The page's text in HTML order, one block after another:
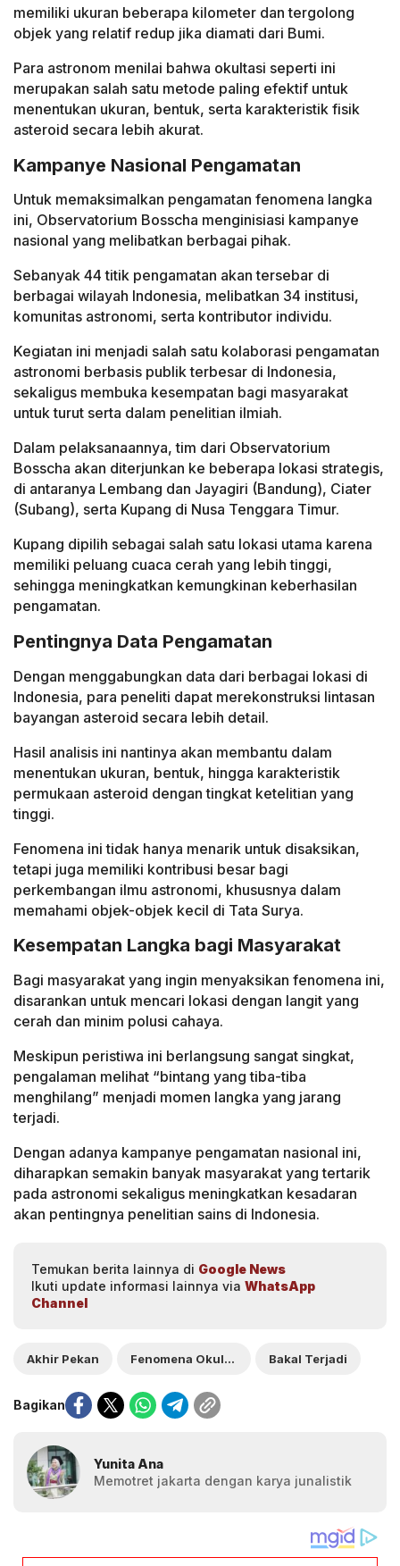
memiliki ukuran beberapa kilometer dan tergolong
objek yang relatif redup jika diamati dari Bumi.
Para astronom menilai bahwa okultasi seperti ini
merupakan salah satu metode paling efektif untuk
menentukan ukuran, bentuk, serta karakteristik fisik
asteroid secara lebih akurat.
Kampanye Nasional Pengamatan
Untuk memaksimalkan pengamatan fenomena langka
ini, Observatorium Bosscha menginisiasi kampanye
nasional yang melibatkan berbagai pihak.
Sebanyak 44 titik pengamatan akan tersebar di
berbagai wilayah Indonesia, melibatkan 34 institusi,
komunitas astronomi, serta kontributor individu.
Kegiatan ini menjadi salah satu kolaborasi pengamatan
astronomi berbasis publik terbesar di Indonesia,
sekaligus membuka kesempatan bagi masyarakat
untuk turut serta dalam penelitian ilmiah.
Dalam pelaksanaannya, tim dari Observatorium
Bosscha akan diterjunkan ke beberapa lokasi strategis,
di antaranya Lembang dan Jayagiri (Bandung), Ciater
(Subang), serta Kupang di Nusa Tenggara Timur.
Kupang dipilih sebagai salah satu lokasi utama karena
memiliki peluang cuaca cerah yang lebih tinggi,
sehingga meningkatkan kemungkinan keberhasilan
pengamatan.
Pentingnya Data Pengamatan
Dengan menggabungkan data dari berbagai lokasi di
Indonesia, para peneliti dapat merekonstruksi lintasan
bayangan asteroid secara lebih detail.
Hasil analisis ini nantinya akan membantu dalam
menentukan ukuran, bentuk, hingga karakteristik
permukaan asteroid dengan tingkat ketelitian yang
tinggi.
Fenomena ini tidak hanya menarik untuk disaksikan,
tetapi juga memiliki kontribusi besar bagi
perkembangan ilmu astronomi, khususnya dalam
memahami objek-objek kecil di Tata Surya.
Kesempatan Langka bagi Masyarakat
Bagi masyarakat yang ingin menyaksikan fenomena ini,
disarankan untuk mencari lokasi dengan langit yang
cerah dan minim polusi cahaya.
Meskipun peristiwa ini berlangsung sangat singkat,
pengalaman melihat “bintang yang tiba-tiba
menghilang” menjadi momen langka yang jarang
terjadi.
Dengan adanya kampanye pengamatan nasional ini,
diharapkan semakin banyak masyarakat yang tertarik
pada astronomi sekaligus meningkatkan kesadaran
akan pentingnya penelitian sains di Indonesia.
Temukan berita lainnya di Google News
Ikuti update informasi lainnya via WhatsApp
Channel
Akhir Pekan Fenomena Okultasi Asteroid Bakal Terjadi
Bagikan
Yunita Ana
Memotret jakarta dengan karya junalistik